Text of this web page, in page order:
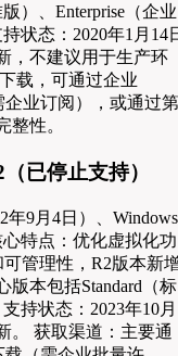
）、Enterprise（企业
状态：2020年1月14
，不建议用于生产环
载，可通过企业
业订阅），或通过第
整性。
已停止支持）
年9月4日）、Windows
心特点：优化虚拟化功
管理性，R2版本新
本包括Standard（标
持状态：2023年10月
。 获取渠道：主要通